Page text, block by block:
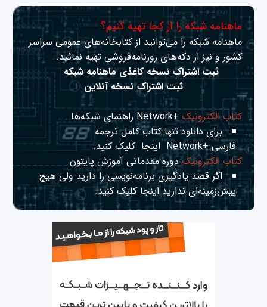
ماهنامه شبکه را از کجا تهیه کنیم؟
ماهنامه شبکه را می‌توانید از کتابخانه‌های عمومی سراسر
کشور و نیز از دکه‌های روزنامه‌فروشی تهیه نمائید.
ثبت اشتراک نسخه کاغذی ماهنامه شبکه
ثبت اشتراک نسخه آنلاین
کتاب الکترونیک+Network راهنمای شبکه‌ها
برای دانلود تنها کتاب کامل ترجمه
فارسی +Network
اینجا کلیک کنید.
کتاب الکترونیکدوره مقدماتی آموزش پایتون
اگر قصد یادگیری برنامه‌نویسی را دارید ولی هیچ
پیش‌زمینه‌ای نداریداینجا کلیک کنید.